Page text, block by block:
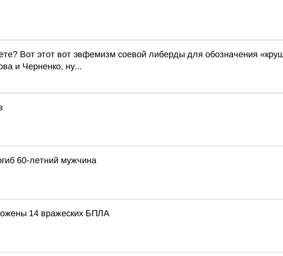
Вот этот вот эвфемизм соевой либерды для обозначения
и Черненко, ну...
60-летний мужчина
14 вражеских БПЛА